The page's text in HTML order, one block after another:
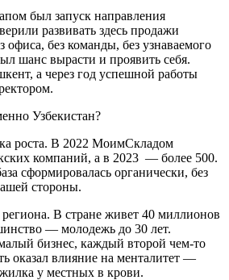
был запуск направления
развивать здесь продажи
офиса, без команды, без узнаваемого
шанс вырасти и проявить себя.
а через год успешной работы
Узбекистан?
роста. В 2022 МоимСкладом
компаний, а в 2023 — более 500.
сформировалась органически, без
стороны.
В стране живет 40 миллионов
— молодежь до 30 лет.
бизнес, каждый второй чем-то
оказал влияние на менталитет —
у местных в крови.